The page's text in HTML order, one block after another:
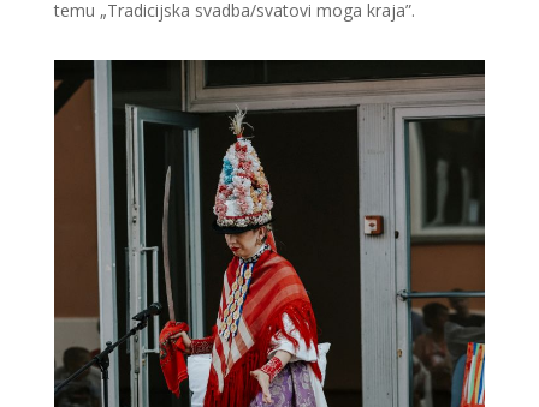
temu „Tradicijska svadba/svatovi moga kraja”.